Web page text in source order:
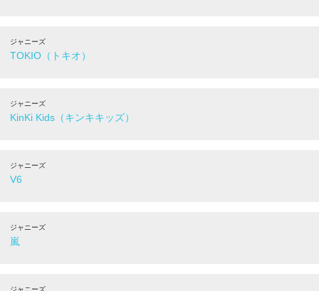
ジャニーズ
TOKIO（トキオ）
ジャニーズ
KinKi Kids（キンキキッズ）
ジャニーズ
V6
ジャニーズ
嵐
ジャニーズ